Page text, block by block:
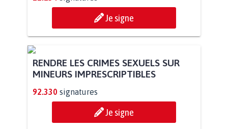
Je signe
STOP AU PROJET AGRIVOLTAÏQUE
AUTOUR DE LA SOURCE...
11.254 signatures
Je signe